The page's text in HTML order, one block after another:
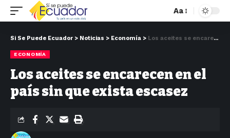
Aa
Si Se Puede Ecuador > Noticias > Economía > Los aceites se encarecen en el país sin que exista escasez
ECONOMÍA
Los aceites se encarecen en el
país sin que exista escasez